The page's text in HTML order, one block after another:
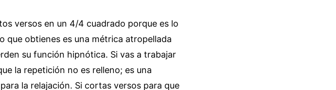
versos en un 4/4 cuadrado porque es lo
que obtienes es una métrica atropellada
su función hipnótica. Si vas a trabajar
la repetición no es relleno; es una
la relajación. Si cortas versos para que